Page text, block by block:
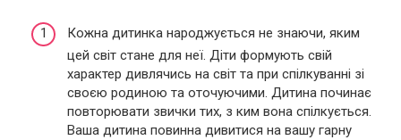
Кожна дитинка народжується не знаючи, яким
цей світ стане для неї. Діти формують свій
характер дивлячись на світ та при спілкуванні зі
своєю родиною та оточуючими. Дитина починає
повторювати звички тих, з ким вона спілкується.
Ваша дитина повинна дивитися на вашу гарну